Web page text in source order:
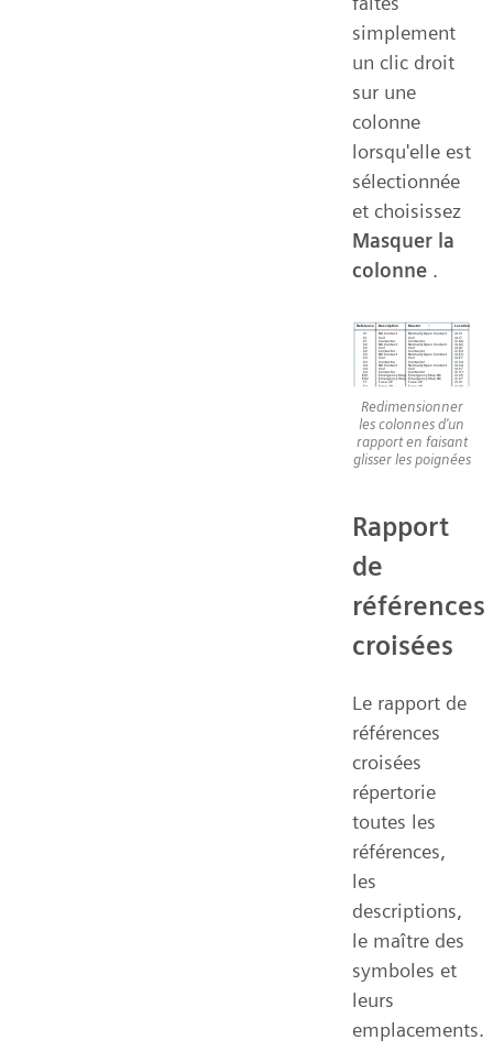
simplement
un clic droit
sur une
colonne
lorsqu'elle est
sélectionnée
et choisissez
Masquer la
colonne .
Redimensionner
les colonnes d'un
rapport en faisant
glisser les poignées
Rapport
de
références
croisées
Le rapport de
références
croisées
répertorie
toutes les
références,
les
descriptions,
le maître des
symboles et
leurs
emplacements.